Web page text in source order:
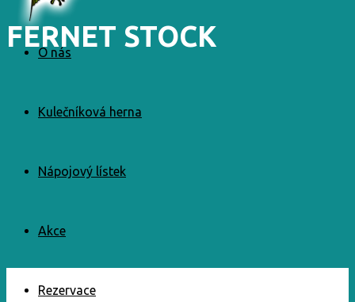
O nás
Kulečníková herna
Nápojový lístek
Akce
Rezervace
FERNET STOCK